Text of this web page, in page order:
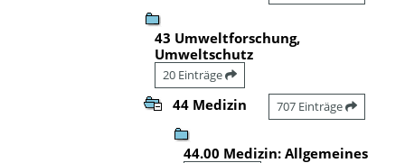
43 Umweltforschung,
Umweltschutz
20 Einträge
44 Medizin 707 Einträge
44.00 Medizin: Allgemeines